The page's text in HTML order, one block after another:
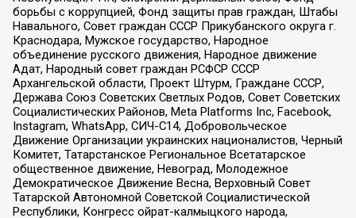
борьбы с коррупцией, Фонд защиты прав граждан, Штабы
Навального, Совет граждан СССР Прикубанского округа г.
Краснодара, Мужское государство, Народное
объединение русского движения, Народное движение
Адат, Народный совет граждан РСФСР СССР
Архангельской области, Проект Штурм, Граждане СССР,
Держава Союз Советских Светлых Родов, Совет Советских
Социалистических Районов, Meta Platforms Inc, Facebook,
Instagram, WhatsApp, СИЧ-С14, Добровольческое
Движение Организации украинских националистов, Черный
Комитет, Татарстанское Региональное Всетатарское
общественное движение, Невоград, Молодежное
Демократическое Движение Весна, Верховный Совет
Татарской Автономной Советской Социалистической
Республики, Конгресс ойрат-калмыцкого народа,